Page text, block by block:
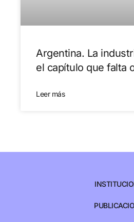
Argentina. La
el capítulo que falta
Leer más